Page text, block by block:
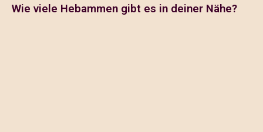
Wie viele Hebammen gibt es in deiner Nähe?